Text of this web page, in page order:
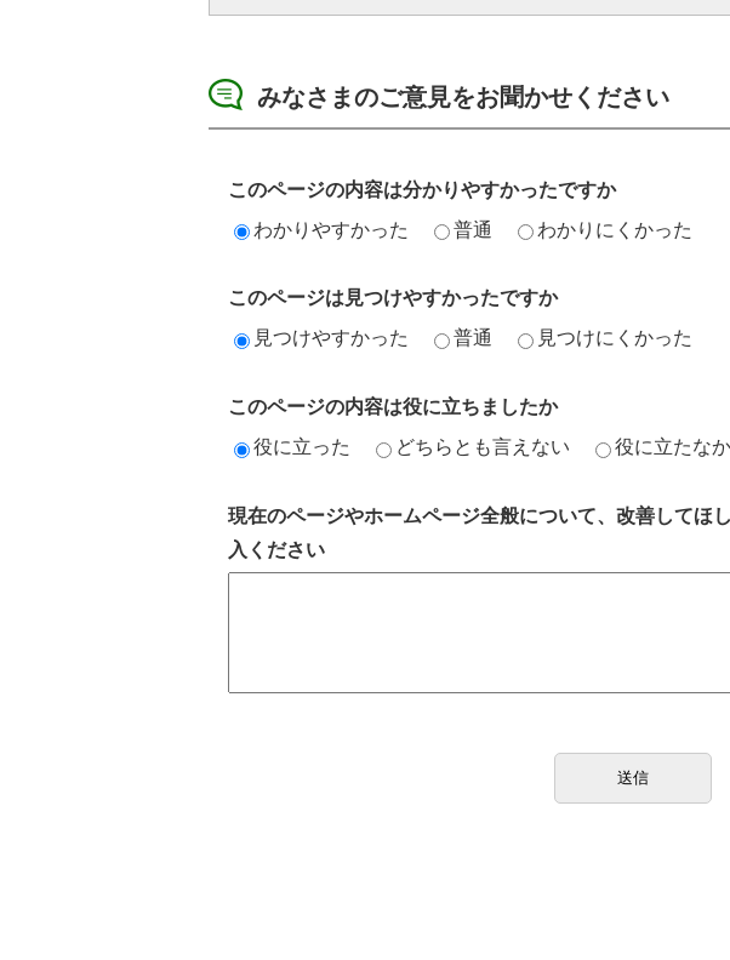
みなさまのご意見をお聞かせください
このページの内容は分かりやすかったですか
わかりやすかった
普通 わかりにくかった
このページは見つけやすかったですか
見つけやすかった
普通 見つけにくかった
このページの内容は役に立ちましたか
役に立った
どちらとも言えない 役に立たな
現在のページやホームページ全般について、改善してほ
入ください